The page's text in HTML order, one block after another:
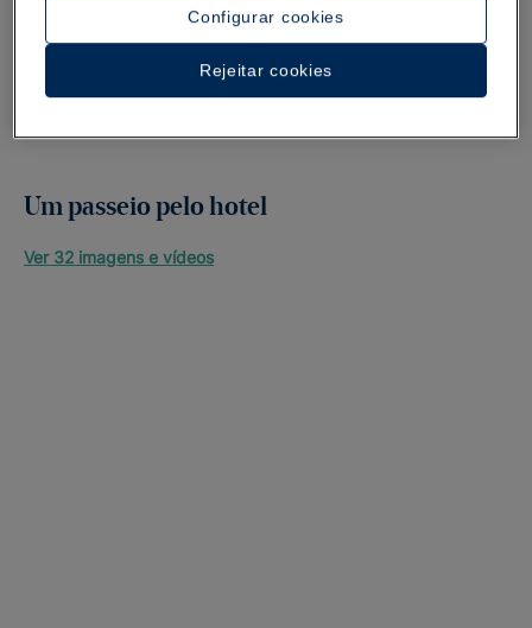
Um passeio pelo hotel
Ver 32 imagens e vídeos
Configurar cookies
Rejeitar cookies